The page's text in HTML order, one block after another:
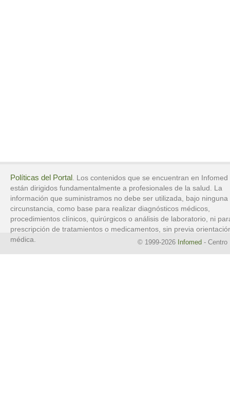
Políticas del Portal. Los contenidos que se encuentran en Infomed
están dirigidos fundamentalmente a profesionales de la salud. La
información que suministramos no debe ser utilizada, bajo ninguna
circunstancia, como base para realizar diagnósticos médicos,
procedimientos clínicos, quirúrgicos o análisis de laboratorio, ni
prescripción de tratamientos o medicamentos, sin previa
médica.
© 1999-2026 Infomed - Centro